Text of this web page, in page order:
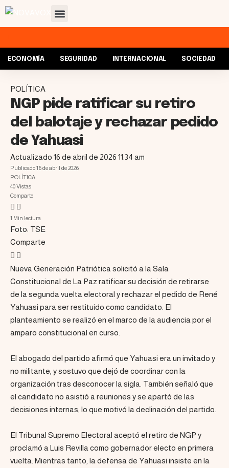
ECONOMÍA SEGURIDAD INTERNACIONAL SOCIEDAD
POLÍTICA
NGP pide ratificar su retiro
del balotaje y rechazar pedido
de Yahuasi
Actualizado 16 de abril de 2026 11:34 am
Publicado 16 de abril de 2026
POLÍTICA
40 Vistas
Comparte
1 Min lectura
Foto: TSE
Comparte
Nueva Generación Patriótica solicitó a la Sala
Constitucional de La Paz ratificar su decisión de retirarse
de la segunda vuelta electoral y rechazar el pedido de René
Yahuasi para ser restituido como candidato. El
planteamiento se realizó en el marco de la audiencia por el
amparo constitucional en curso.
El abogado del partido afirmó que Yahuasi era un invitado y
no militante, y sostuvo que dejó de coordinar con la
organización tras desconocer la sigla. También señaló que
el candidato no asistió a reuniones y se apartó de las
decisiones internas, lo que motivó la declinación del partido.
El Tribunal Supremo Electoral aceptó el retiro de NGP y
proclamó a Luis Revilla como gobernador electo en primera
vuelta. Mientras tanto, la defensa de Yahuasi insiste en la